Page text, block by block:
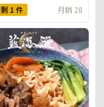
剩 1 件 月銷 28